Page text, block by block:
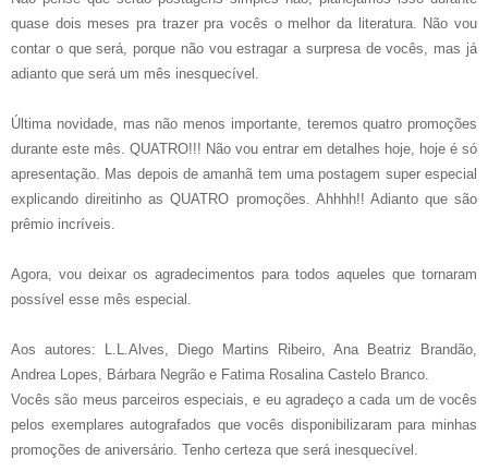
quase dois meses pra trazer pra vocês o melhor da literatura. Não vou
contar o que será, porque não vou estragar a surpresa de vocês, mas já
adianto que será um mês inesquecível.
Última novidade, mas não menos importante, teremos quatro promoções
durante este mês. QUATRO!!! Não vou entrar em detalhes hoje, hoje é só
apresentação. Mas depois de amanhã tem uma postagem super especial
explicando direitinho as QUATRO promoções. Ahhhh!! Adianto que são
prêmio incríveis.
Agora, vou deixar os agradecimentos para todos aqueles que tornaram
possível esse mês especial.
Aos autores: L.L.Alves, Diego Martins Ribeiro, Ana Beatriz Brandão,
Andrea Lopes, Bárbara Negrão e Fatima Rosalina Castelo Branco.
Vocês são meus parceiros especiais, e eu agradeço a cada um de vocês
pelos exemplares autografados que vocês disponibilizaram para minhas
promoções de aniversário. Tenho certeza que será inesquecível.